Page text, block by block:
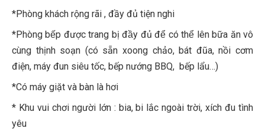
*Phòng khách rộng rãi , đầy đủ tiện nghi
*Phòng bếp được trang bị đầy đủ để có thể lên bữa ăn vô
cùng thịnh soạn (có sẵn xoong chảo, bát đũa, nồi cơm
điện, máy đun siêu tốc, bếp nướng BBQ, bếp lẩu…)
*Có máy giặt và bàn là hơi
* Khu vui chơi người lớn : bia, bi lắc ngoài trời, xích đu tình
yêu